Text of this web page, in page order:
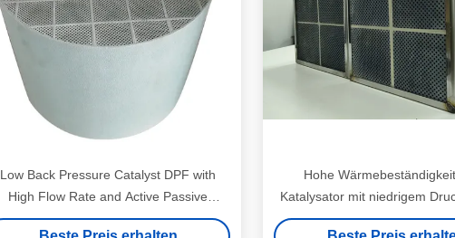
Low Back Pressure Catalyst DPF with
High Flow Rate and Active Passive
Regeneration for Diesel Engines
Hohe
Katalysator mit niedrigem
Euro 2-6 Konformität